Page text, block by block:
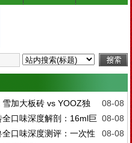
08-08
加大板砖 vs YOOZ独
是2026年一次性雾化的“万口
08-08
全口味深度解剖：16ml巨
芯，这款“一次性天花板”到底凭
08-08
全口味深度测评：一次性